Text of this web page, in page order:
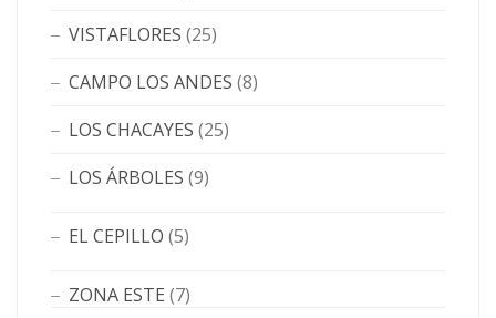
VISTAFLORES (25)
CAMPO LOS ANDES (8)
LOS CHACAYES (25)
LOS ÁRBOLES (9)
EL CEPILLO (5)
ZONA ESTE (7)